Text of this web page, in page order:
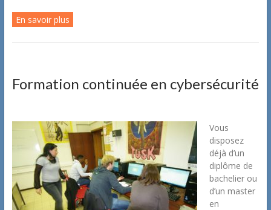
En savoir plus
Formation continuée en cybersécurité
Vous
disposez
déjà d’un
diplôme de
bachelier ou
d’un master
en